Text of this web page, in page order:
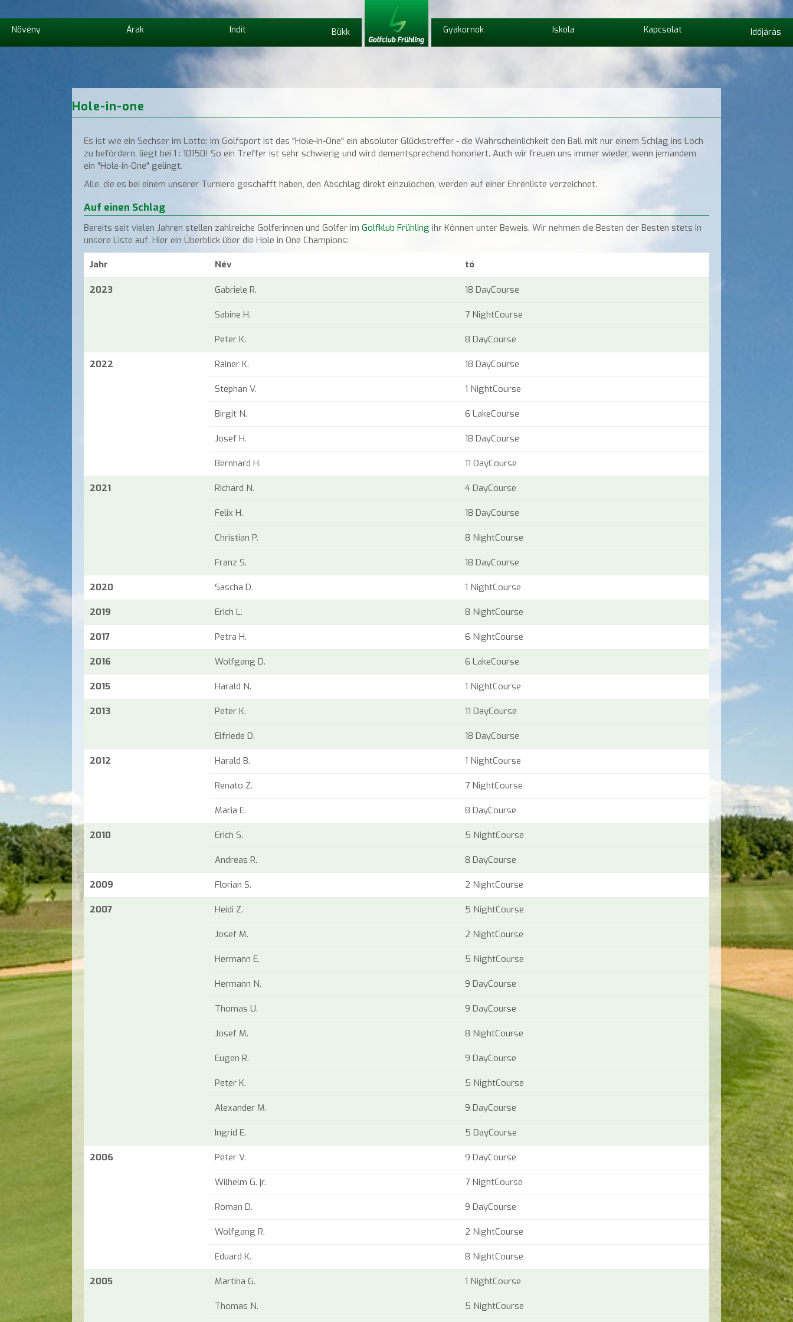
Növény Árak Indít Bükk Gyakornok Iskola Kapcsolat Időjárás
Hole-in-one
Es ist wie ein Sechser im Lotto: im Golfsport ist das "Hole-in-One" ein absoluter Glückstreffer - die Wahrscheinlichkeit den Ball mit nur einem Schlag ins Loch
zu befördern, liegt bei 1 : 10150! So ein Treffer ist sehr schwierig und wird dementsprechend honoriert. Auch wir freuen uns immer wieder, wenn jemandem
ein "Hole-in-One" gelingt.
Alle, die es bei einem unserer Turniere geschafft haben, den Abschlag direkt einzulochen, werden auf einer Ehrenliste verzeichnet.
Auf einen Schlag
Bereits seit vielen Jahren stellen zahlreiche Golferinnen und Golfer im Golfklub Frühling ihr Können unter Beweis. Wir nehmen die Besten der Besten stets in
unsere Liste auf. Hier ein Überblick über die Hole in One Champions:
Jahr Név tó
2023 Gabriele R. 18 DayCourse
Sabine H. 7 NightCourse
Peter K. 8 DayCourse
2022 Rainer K. 18 DayCourse
Stephan V. 1 NightCourse
Birgit N. 6 LakeCourse
Josef H. 18 DayCourse
Bernhard H. 11 DayCourse
2021 Richard N. 4 DayCourse
Felix H. 18 DayCourse
Christian P. 8 NightCourse
Franz S. 18 DayCourse
2020 Sascha D. 1 NightCourse
2019 Erich L. 8 NightCourse
2017 Petra H. 6 NightCourse
2016 Wolfgang D. 6 LakeCourse
2015 Harald N. 1 NightCourse
2013 Peter K. 11 DayCourse
Elfriede D. 18 DayCourse
2012 Harald B. 1 NightCourse
Renato Z. 7 NightCourse
Maria E. 8 DayCourse
2010 Erich S. 5 NightCourse
Andreas R. 8 DayCourse
2009 Florian S. 2 NightCourse
2007 Heidi Z. 5 NightCourse
Josef M. 2 NightCourse
Hermann E. 5 NightCourse
Hermann N. 9 DayCourse
Thomas U. 9 DayCourse
Josef M. 8 NightCourse
Eugen R. 9 DayCourse
Peter K. 5 NightCourse
Alexander M. 9 DayCourse
Ingrid E. 5 DayCourse
2006 Peter V. 9 DayCourse
Wilhelm G. jr. 7 NightCourse
Roman D. 9 DayCourse
Wolfgang R. 2 NightCourse
Eduard K. 8 NightCourse
2005 Martina G. 1 NightCourse
Thomas N. 5 NightCourse